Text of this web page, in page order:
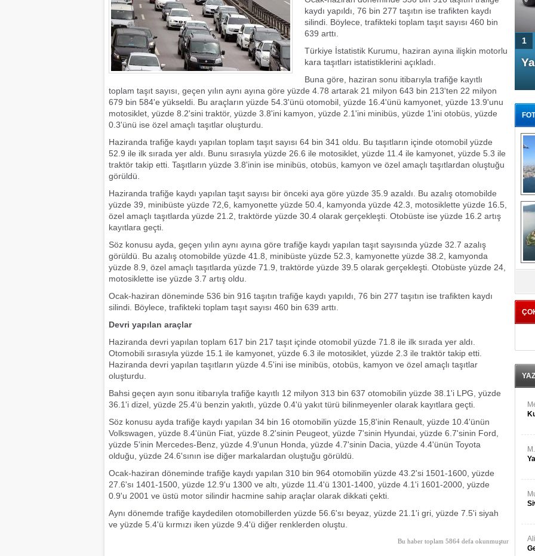
kaydı yapıldı, 76 bin 277 taşıtın ise trafikten kaydı
silindi. Böylece, trafikteki toplam taşıt sayısı 460 bin
639 arttı.
Türkiye İstatistik Kurumu, haziran ayına ilişkin motorlu
kara taşıtları istatistiklerini açıkladı.
Buna göre, haziran sonu itibarıyla trafiğe kayıtlı
toplam taşıt sayısı, geçen yılın aynı ayına göre yüzde 4.78 artarak 21 milyon 643 bin 213'ten 22 milyon
679 bin 584'e yükseldi. Bu araçların yüzde 54.3'ünü otomobil, yüzde 16.4'ünü kamyonet, yüzde 13.9'unu
motosiklet, yüzde 8.2'sini traktör, yüzde 3.8'ini kamyon, yüzde 2.1'ini minibüs, yüzde 1'ini otobüs, yüzde
0.3'ünü ise özel amaçlı taşıtlar oluşturdu.
Haziranda trafiğe kaydı yapılan toplam taşıt sayısı 64 bin 341 oldu. Bu taşıtların içinde otomobil yüzde
52.9 ile ilk sırada yer aldı. Bunu sırasıyla yüzde 26.6 ile motosiklet, yüzde 11.4 ile kamyonet, yüzde 5.3 ile
traktör takip etti. Taşıtların yüzde 3.8'inin ise minibüs, otobüs, kamyon ve özel amaçlı taşıtlardan oluştuğu
görüldü.
Haziranda trafiğe kaydı yapılan taşıt sayısı bir önceki aya göre yüzde 35.9 azaldı. Bu azalış otomobilde
yüzde 39, minibüste yüzde 72,6, kamyonette yüzde 50.4, kamyonda yüzde 42.3, motosiklette yüzde 16.5,
özel amaçlı taşıtlarda yüzde 21.2, traktörde yüzde 30.4 olarak gerçekleşti. Otobüste ise yüzde 16.2 artış
kayıtlara geçti.
Söz konusu ayda, geçen yılın aynı ayına göre trafiğe kaydı yapılan taşıt sayısında yüzde 32.7 azalış
görüldü. Bu azalış otomobilde yüzde 41.8, minibüste yüzde 52.3, kamyonette yüzde 38.2, kamyonda
yüzde 8.9, özel amaçlı taşıtlarda yüzde 71.9, traktörde yüzde 39.5 olarak gerçekleşti. Otobüste yüzde 24,
motosiklette ise yüzde 3.7 artış oldu.
Ocak-haziran döneminde 536 bin 916 taşıtın trafiğe kaydı yapıldı, 76 bin 277 taşıtın ise trafikten kaydı
silindi. Böylece, trafikteki toplam taşıt sayısı 460 bin 639 arttı.
Devri yapılan araçlar
Haziranda devri yapılan toplam 617 bin 217 taşıt içinde otomobil yüzde 71.8 ile ilk sırada yer aldı.
Otomobili sırasıyla yüzde 15.1 ile kamyonet, yüzde 6.3 ile motosiklet, yüzde 2.3 ile traktör takip etti.
Haziranda devri yapılan taşıtların yüzde 4.5'ini ise minibüs, otobüs, kamyon ve özel amaçlı taşıtlar
oluşturdu.
Bahsi geçen ayın sonu itibarıyla trafiğe kayıtlı 12 milyon 313 bin 637 otomobilin yüzde 38.1'i LPG, yüzde
36.1'i dizel, yüzde 25.4'ü benzin yakıtlı, yüzde 0.4'ü yakıt türü bilinmeyenler olarak kayıtlara geçti.
Söz konusu ayda trafiğe kaydı yapılan 34 bin 16 otomobilin yüzde 15,8'inin Renault, yüzde 10.4'ünün
Volkswagen, yüzde 8.4'ünün Fiat, yüzde 8.2'sinin Peugeot, yüzde 7'sinin Hyundai, yüzde 6.7'sinin Ford,
yüzde 5'inin Mercedes-Benz, yüzde 4.9'unun Honda, yüzde 4.7'sinin Dacia, yüzde 4.4'ünün Toyota
olduğu, yüzde 24.6'sının ise diğer markalardan oluştuğu görüldü.
Ocak-haziran döneminde trafiğe kaydı yapılan 310 bin 964 otomobilin yüzde 43.2'si 1501-1600, yüzde
27.6'sı 1401-1500, yüzde 12.9'u 1300 ve altı, yüzde 11.4'ü 1301-1400, yüzde 4.1'i 1601-2000, yüzde
0.9'u 2001 ve üstü motor silindir hacmine sahip araçlar olarak dikkati çekti.
Aynı dönemde trafiğe kaydedilen otomobillerden yüzde 56.6'sı beyaz, yüzde 21.1'i gri, yüzde 7.5'i siyah
ve yüzde 5.4'ü kırmızı iken yüzde 9.4'ü diğer renklerden oluştu.
Bu haber toplam 5864 defa okunmuştur
4 Kapılı AMG GT Coupe
Türkiye'de satışa çıktı
1